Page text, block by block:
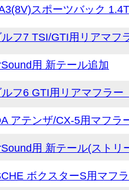
スポーツバック
フ7 TSI/GTI用リアマフ
用 新テール追加
フ6 GTI用リアマフラ
アテンザ/CX-5用マフラ
用 新テール(スト
ボクスターS用マ